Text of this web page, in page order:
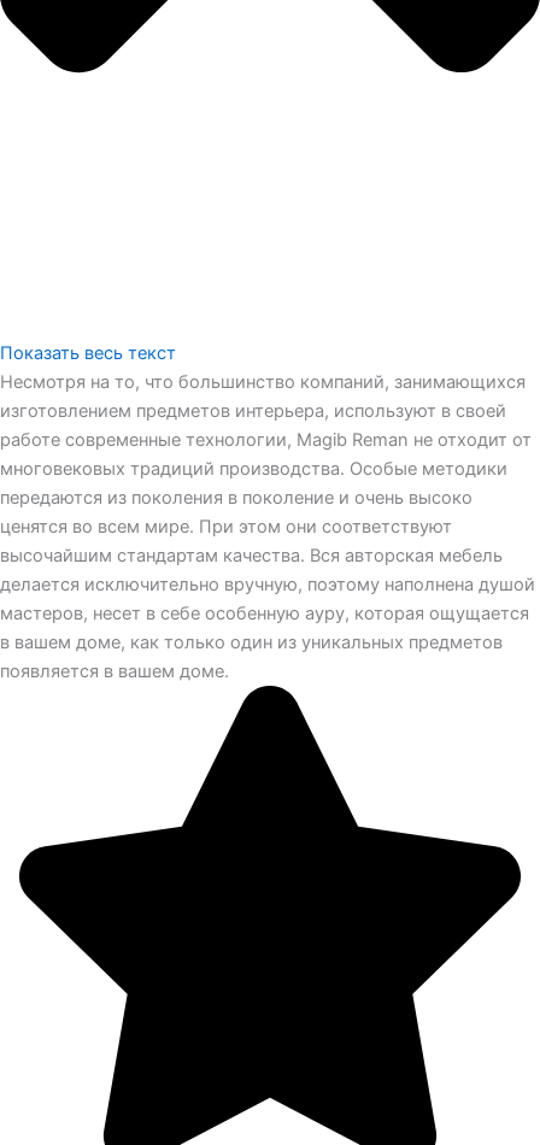
Показать весь текст
Несмотря на то, что большинство компаний, занимающихся
изготовлением предметов интерьера, используют в своей
работе современные технологии, Magib Reman не отходит от
многовековых традиций производства. Особые методики
передаются из поколения в поколение и очень высоко
ценятся во всем мире. При этом они соответствуют
высочайшим стандартам качества. Вся авторская мебель
делается исключительно вручную, поэтому наполнена душой
мастеров, несет в себе особенную ауру, которая ощущается
в вашем доме, как только один из уникальных предметов
появляется в вашем доме.